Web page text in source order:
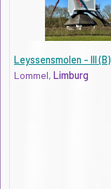
Leyssensmolen - III (B)
Lommel, Limburg